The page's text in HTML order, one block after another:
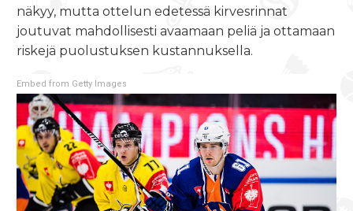
näkyy, mutta ottelun edetessä kirvesrinnat
joutuvat mahdollisesti avaamaan peliä ja ottamaan
riskejä puolustuksen kustannuksella.
Embed from Getty Images